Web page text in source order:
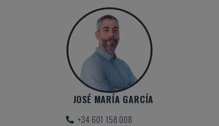
JOSÉ MARÍA GARCÍA
+34 601 158 008